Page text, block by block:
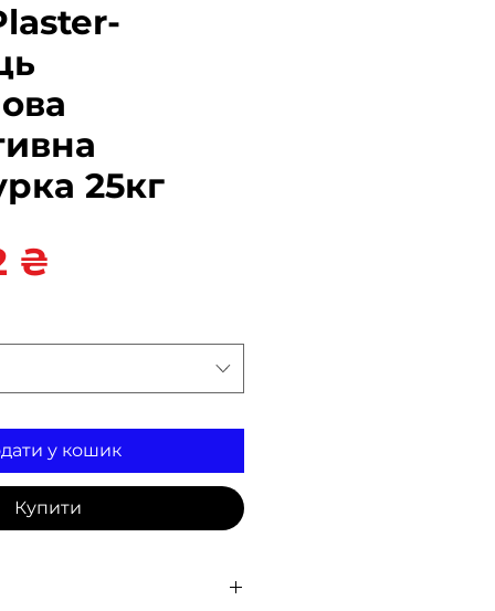
25кг
₴
у кошик
Купити